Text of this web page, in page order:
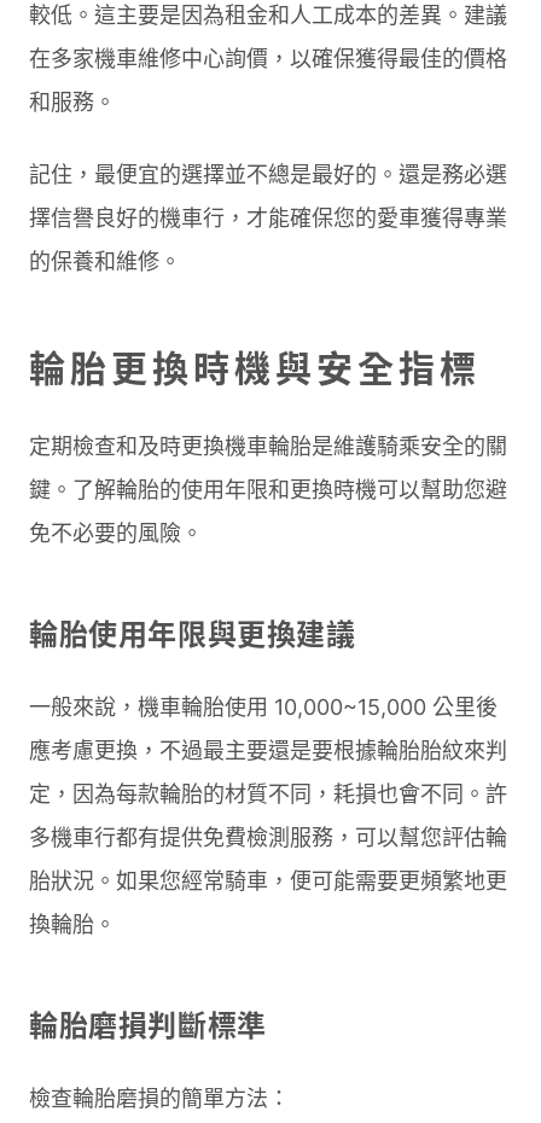
較低。這主要是因為租金和人工成本的差異。建議
在多家機車維修中心詢價，以確保獲得最佳的價格
和服務。
記住，最便宜的選擇並不總是最好的。還是務必選
擇信譽良好的機車行，才能確保您的愛車獲得專業
的保養和維修。
輪胎更換時機與安全指標
定期檢查和及時更換機車輪胎是維護騎乘安全的關
鍵。了解輪胎的使用年限和更換時機可以幫助您避
免不必要的風險。
輪胎使用年限與更換建議
一般來說，機車輪胎使用 10,000~15,000 公里後
應考慮更換，不過最主要還是要根據輪胎胎紋來判
定，因為每款輪胎的材質不同，耗損也會不同。許
多機車行都有提供免費檢測服務，可以幫您評估輪
胎狀況。如果您經常騎車，便可能需要更頻繁地更
換輪胎。
輪胎磨損判斷標準
檢查輪胎磨損的簡單方法：